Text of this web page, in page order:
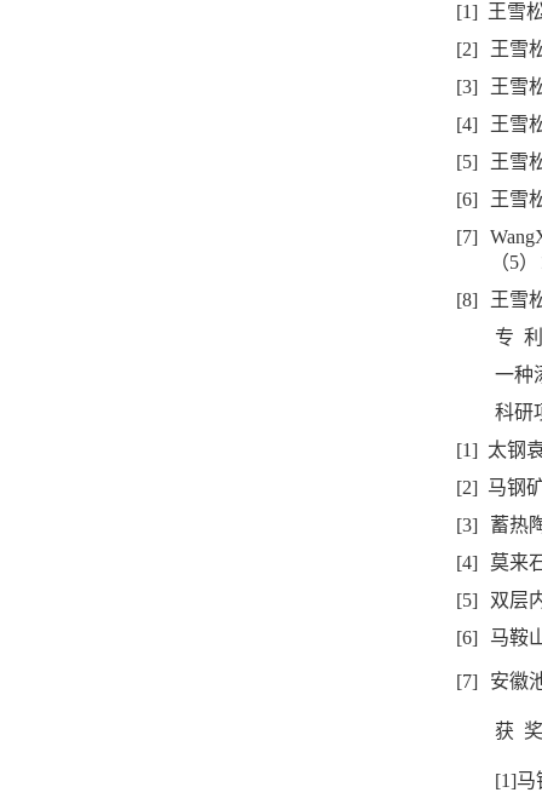
[1]
王雪
[2]
王雪
[3]
王雪
[4]
王雪
[5]
王雪
[6]
王雪
[7]
（5）
[8]
王雪
专
一种
科研
[1] 太钢
[2] 马钢
[3]
蓄热
[4]
莫来
[5]
双层
[6]
马鞍
[7] 安徽
获
[1]马